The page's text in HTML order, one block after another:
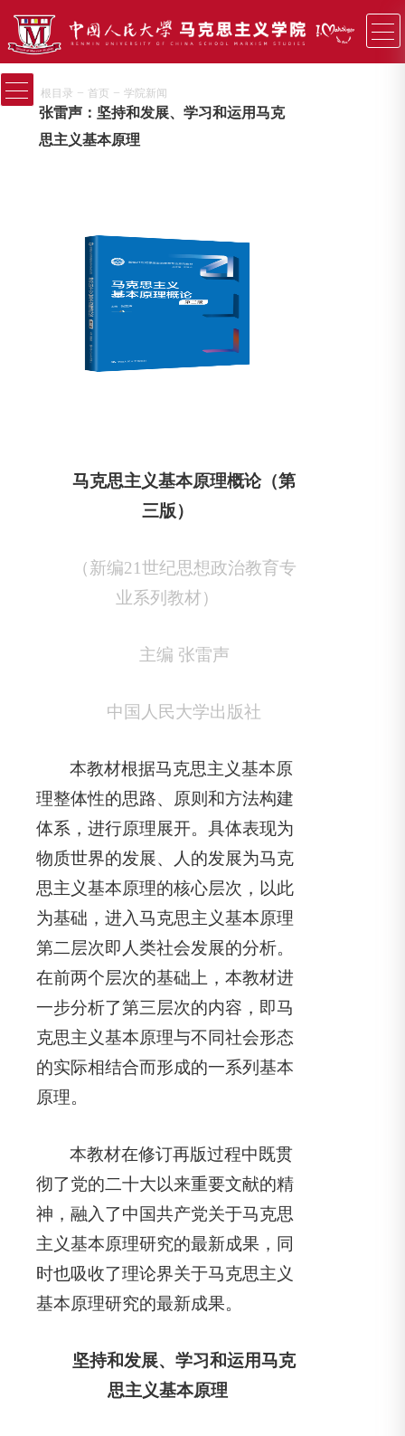
根目录 − 首页 − 学院新闻
张雷声：坚持和发展、学习和运用马克
思主义基本原理
马克思主义基本原理概论（第
三版）
（新编21世纪思想政治教育专
业系列教材）
主编 张雷声
中国人民大学出版社
本教材根据马克思主义基本原
理整体性的思路、原则和方法构建
体系，进行原理展开。具体表现为
物质世界的发展、人的发展为马克
思主义基本原理的核心层次，以此
为基础，进入马克思主义基本原理
第二层次即人类社会发展的分析。
在前两个层次的基础上，本教材进
一步分析了第三层次的内容，即马
克思主义基本原理与不同社会形态
的实际相结合而形成的一系列基本
原理。
本教材在修订再版过程中既贯
彻了党的二十大以来重要文献的精
神，融入了中国共产党关于马克思
主义基本原理研究的最新成果，同
时也吸收了理论界关于马克思主义
基本原理研究的最新成果。
坚持和发展、学习和运用马克
思主义基本原理